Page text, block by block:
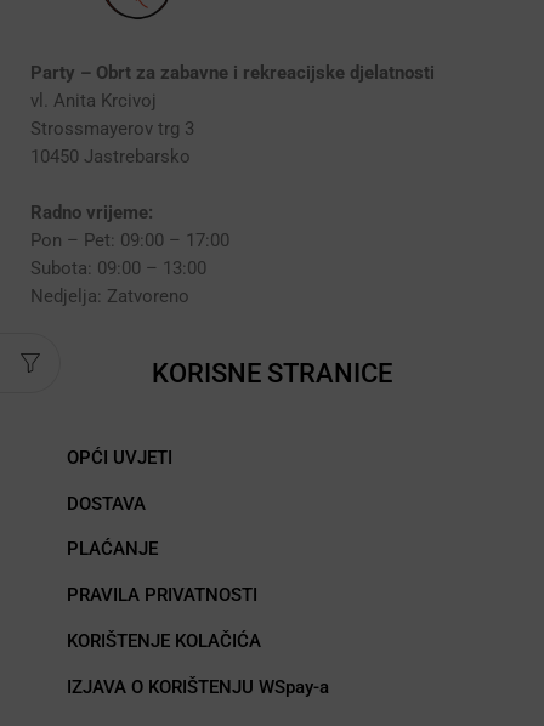
Party – Obrt za zabavne i rekreacijske djelatnosti
vl. Anita Krcivoj
Strossmayerov trg 3
10450 Jastrebarsko
Radno vrijeme:
Pon – Pet: 09:00 – 17:00
Subota: 09:00 – 13:00
Nedjelja: Zatvoreno
KORISNE STRANICE
OPĆI UVJETI
DOSTAVA
PLAĆANJE
PRAVILA PRIVATNOSTI
KORIŠTENJE KOLAČIĆA
IZJAVA O KORIŠTENJU WSpay-a